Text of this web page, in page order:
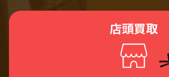
店頭買取